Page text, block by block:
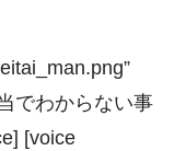
でわからない事
[voice